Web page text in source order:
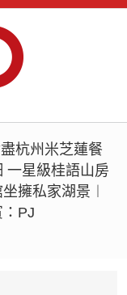
杭州米芝蓮餐
一星級桂語山房
擁私家湖景︱
PJ